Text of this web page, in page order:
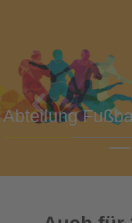
Previous